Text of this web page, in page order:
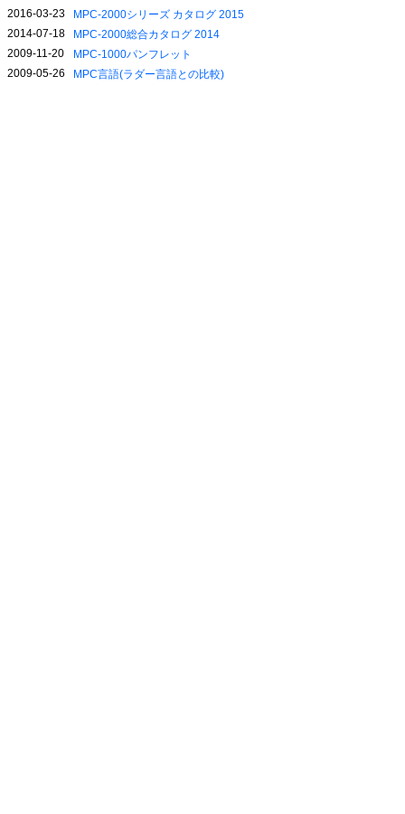
2016-03-23
MPC-2000シリーズ カタログ 2015
2014-07-18
MPC-2000総合カタログ 2014
2009-11-20
MPC-1000パンフレット
2009-05-26
MPC言語(ラダー言語との比較)